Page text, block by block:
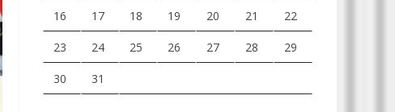
16 17 18 19 20 21 22
23 24 25 26 27 28 29
30 31